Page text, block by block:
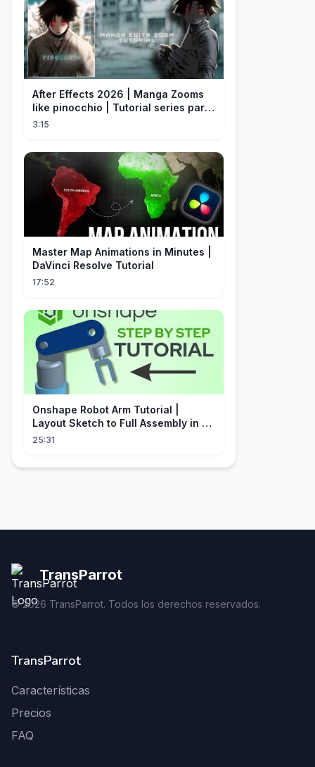
After Effects 2026 | Manga Zooms
like pinocchio | Tutorial series part
4
3:15
Master Map Animations in Minutes |
DaVinci Resolve Tutorial
17:52
Onshape Robot Arm Tutorial |
Layout Sketch to Full Assembly in 20
Minutes!
25:31
TransParrot
©2026 TransParrot. Todos los derechos reservados.
TransParrot
Características
Precios
FAQ